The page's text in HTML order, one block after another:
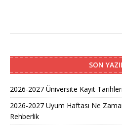
SON
2026-2027 Üniversite Kayıt
2026-2027 Uyum Haftası Ne
Rehberlik